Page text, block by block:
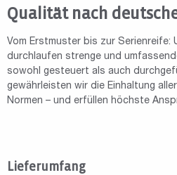
Qualität nach
Vom Erstmuster bis zur Serienreife:
durchlaufen strenge und
sowohl gesteuert als auch
gewährleisten wir die Einhaltung
Normen – und erfüllen höchste
Lieferumfang